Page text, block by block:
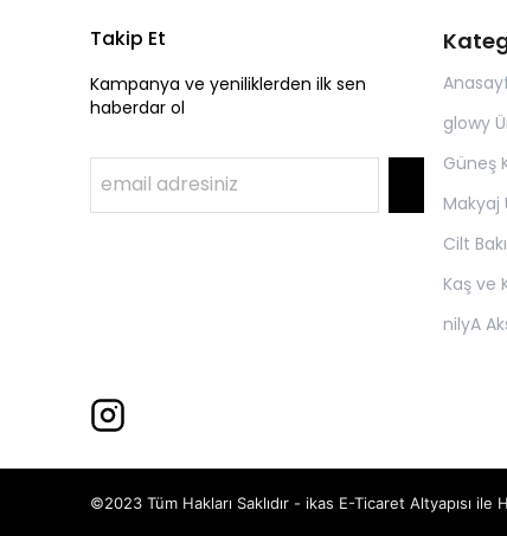
glowy
Güneş
Makyaj
Cilt
Kaş ve
nilyA
Takip Et
Kampanya ve yeniliklerden ilk sen
haberdar ol
©2023 Tüm Hakları Saklıdır - ikas E-Ticaret Altyapısı ile